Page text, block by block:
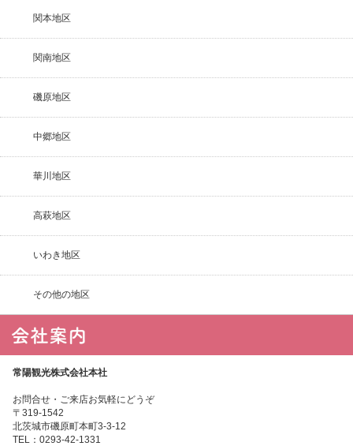
関本地区
関南地区
磯原地区
中郷地区
華川地区
高萩地区
いわき地区
その他の地区
常陽観光株式会社本社
お問合せ・ご来店お気軽にどうぞ
〒319-1542
北茨城市磯原町本町3-3-12
TEL：0293-42-1331